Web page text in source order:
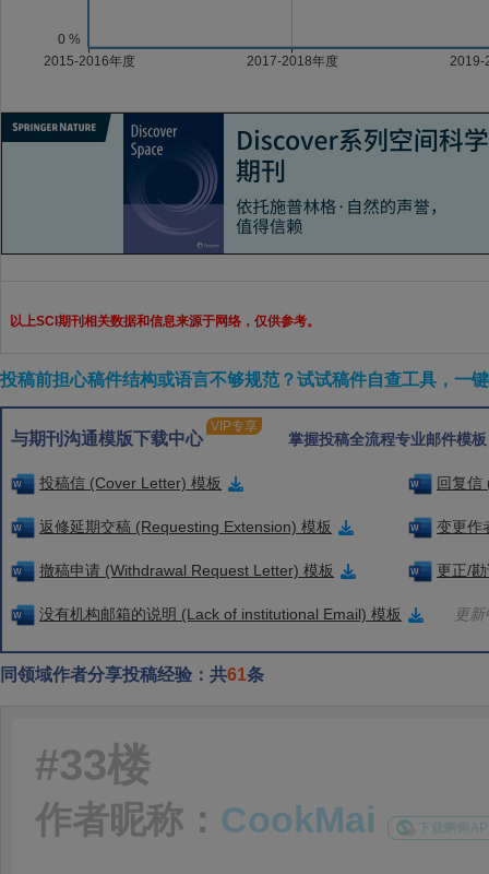
以上SCI期刊相关数据和信息来源于网络，仅供参考。
投稿前担心稿件结构或语言不够规范？试试稿件自查工具，一
与期刊沟通模版下载中心
VIP专享
掌握投稿全流程专业邮件模
投稿信 (Cover Letter) 模板 回复信
返修延期交稿 (Requesting Extension) 模板 变更作
撤稿申请 (Withdrawal Request Letter) 模板 更正/
没有机构邮箱的说明 (Lack of institutional Email) 模板 更
同领域作者分享投稿经验：共61条
#33楼
作者昵称： CookMai 下载蝌蝌